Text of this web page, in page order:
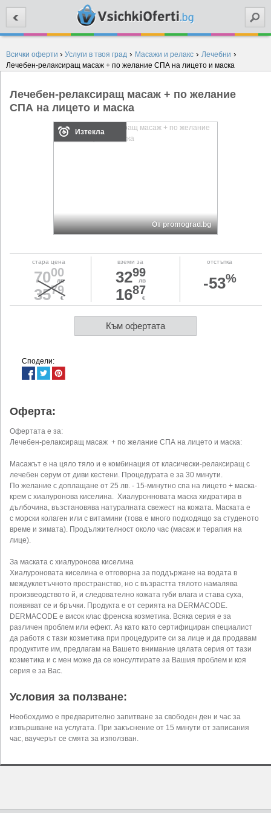
Всички оферти › Услуги в твоя град › Масажи и релакс › Лечебни ›
Лечебен-релаксиращ масаж + по желание СПА на лицето и маска
Лечебен-релаксиращ масаж + по желание
СПА на лицето и маска
Изтекла
От promograd.bg
стара цена
7000
лв
3579
€
вземи за
3299
лв
1687
€
отстъпка
-53%
Към офертата
Сподели:
Оферта:
Офертата е за:
Лечебен-релаксиращ масаж + по желание СПА на лицето и маска:
Масажът е на цяло тяло и е комбинация от класически-релаксиращ с
лечебен серум от диви кестени. Процедурата е за 30 минути.
По желание с доплащане от 25 лв. - 15-минутно спа на лицето + маска-
крем с хиалуронова киселина. Хиалуронновата маска хидратира в
дълбочина, възстановява натуралната свежест на кожата. Маската е
с морски колаген или с витамини (това е много подходящо за студеното
време и зимата). Продължителност около час (масаж и терапия на
лице).
За маската с хиалуронова киселина
Хиалуроновата киселина е oтговорна за поддържане на водата в
междуклетъчното пространство, но с възрастта тялото намалява
произвеодството й, и следователно кожата губи влага и става суха,
появяват се и бръчки. Продукта е от серията на DERMACODE.
DERMACODE е висок клас френска козметика. Всяка серия е за
различен проблем или ефект. Аз като като сертифициран специалист
да работя с тази козметика при процедурите си за лице и да продавам
продуктите им, предлагам на Вашето внимание цялата серия от тази
козметика и с мен може да се консултирате за Вашия проблем и коя
серия е за Вас.
Условия за ползване:
Необохдимо е предварително запитване за свободен ден и час за
извършване на услугата. При закъснение от 15 минути от записания
час, ваучерът се смята за използван.